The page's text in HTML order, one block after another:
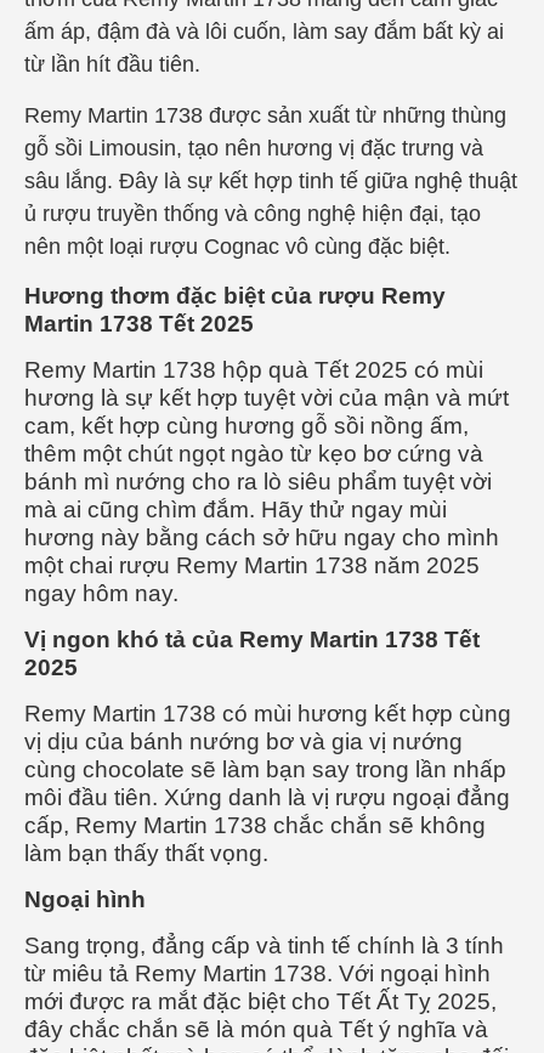
ấm áp, đậm đà và lôi cuốn, làm say đắm bất kỳ ai
từ lần hít đầu tiên.
Remy Martin 1738 được sản xuất từ những thùng
gỗ sồi Limousin, tạo nên hương vị đặc trưng và
sâu lắng. Đây là sự kết hợp tinh tế giữa nghệ thuật
ủ rượu truyền thống và công nghệ hiện đại, tạo
nên một loại rượu Cognac vô cùng đặc biệt.
Hương thơm đặc biệt của rượu Remy
Martin 1738 Tết 2025
Remy Martin 1738 hộp quà Tết 2025 có mùi
hương là sự kết hợp tuyệt vời của mận và mứt
cam, kết hợp cùng hương gỗ sồi nồng ấm,
thêm một chút ngọt ngào từ kẹo bơ cứng và
bánh mì nướng cho ra lò siêu phẩm tuyệt vời
mà ai cũng chìm đắm. Hãy thử ngay mùi
hương này bằng cách sở hữu ngay cho mình
một chai rượu Remy Martin 1738 năm 2025
ngay hôm nay.
Vị ngon khó tả của Remy Martin 1738 Tết
2025
Remy Martin 1738 có mùi hương kết hợp cùng
vị dịu của bánh nướng bơ và gia vị nướng
cùng chocolate sẽ làm bạn say trong lần nhấp
môi đầu tiên. Xứng danh là vị rượu ngoại đẳng
cấp, Remy Martin 1738 chắc chắn sẽ không
làm bạn thấy thất vọng.
Ngoại hình
Sang trọng, đẳng cấp và tinh tế chính là 3 tính
từ miêu tả Remy Martin 1738. Với ngoại hình
mới được ra mắt đặc biệt cho Tết Ất Tỵ 2025,
đây chắc chắn sẽ là món quà Tết ý nghĩa và